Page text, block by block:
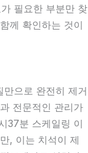
필요한 부분만 찾
께 확인하는 것이
으로 완전히 제거
전문적인 관리가
37분 스케일링 이
, 이는 치석이 제